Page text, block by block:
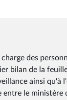
des
bilan de la
ainsi qu'à
entre le ministère